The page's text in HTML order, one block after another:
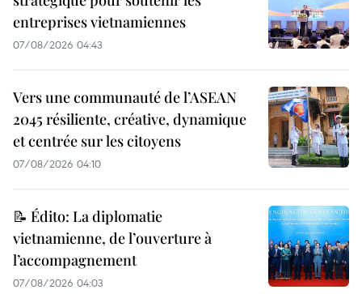
entreprises vietnamiennes
07/08/2026 04:43
Vers une communauté de l’ASEAN
2045 résiliente, créative, dynamique
et centrée sur les citoyens
07/08/2026 04:10
📝 Édito: La diplomatie
vietnamienne, de l’ouverture à
l’accompagnement
07/08/2026 04:03